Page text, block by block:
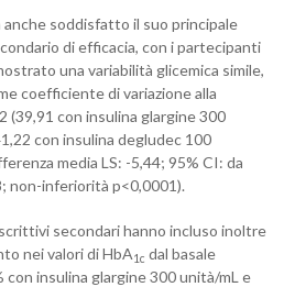
anche soddisfatto il suo principale
di efficacia, con i partecipanti
una variabilità glicemica simile,
coefficiente di variazione alla
(39,91 con insulina glargine 300
con insulina degludec 100
media LS: -5,44; 95% CI: da
non-inferiorità p<0,0001).
secondari hanno incluso inoltre
nei valori di HbA1c dal basale
con insulina glargine 300 unità/mL e